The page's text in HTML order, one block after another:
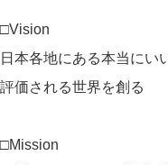
□Vision
日本各地にある本当にい
評価される世界を創る
□Mission